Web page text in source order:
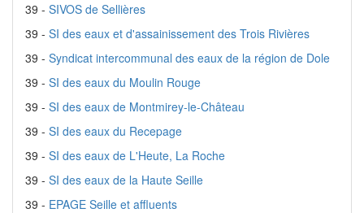
39 - SIVOS de Sellières
39 - SI des eaux et d'assainissement des Trois Rivières
39 - Syndicat intercommunal des eaux de la région de Dole
39 - SI des eaux du Moulin Rouge
39 - SI des eaux de Montmirey-le-Château
39 - SI des eaux du Recepage
39 - SI des eaux de L'Heute, La Roche
39 - SI des eaux de la Haute Seille
39 - EPAGE Seille et affluents